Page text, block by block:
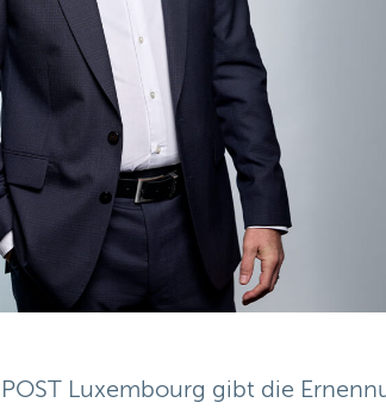
POST Luxembourg gibt die